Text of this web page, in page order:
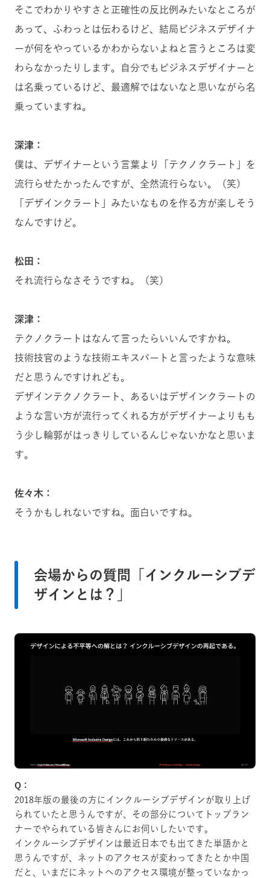
そこでわかりやすさと正確性の反比例みたいなところが
あって、ふわっとは伝わるけど、結局ビジネスデザイナ
ーが何をやっているかわからないよねと言うところは変
わらなかったりします。自分でもビジネスデザイナーと
は名乗っているけど、最適解ではないなと思いながら名
乗っていますね。
深津：
僕は、デザイナーという言葉より「テクノクラート」を
流行らせたかったんですが、全然流行らない。（笑）
「デザインクラート」みたいなものを作る方が楽しそう
なんですけど。
松田：
それ流行らなさそうですね。（笑）
深津：
テクノクラートはなんて言ったらいいんですかね。
技術技官のような技術エキスパートと言ったような意味
だと思うんですけれども。
デザインテクノクラート、あるいはデザインクラートの
ような言い方が流行ってくれる方がデザイナーよりもも
う少し輪郭がはっきりしているんじゃないかなと思いま
す。
佐々木：
そうかもしれないですね。面白いですね。
会場からの質問「インクルーシブデ
ザインとは？」
Q：
2018年版の最後の方にインクルーシブデザインが取り上げ
られていたと思うんですが、その部分についてトップラン
ナーでやられている皆さんにお伺いしたいです。
インクルーシブデザインは最近日本でも出てきた単語かと
思うんですが、ネットのアクセスが変わってきたとか中国
だと、いまだにネットへのアクセス環境が整っていなかっ